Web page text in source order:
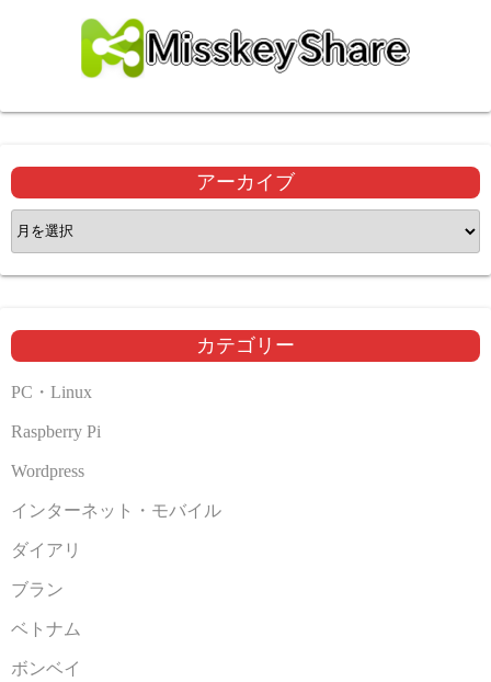
アーカイブ
ア
ー
カ
ブ
カテゴリー
PC・Linux
Raspberry Pi
Wordpress
インターネット・モバイル
ダイアリ
ブラン
ベトナム
ボンベイ